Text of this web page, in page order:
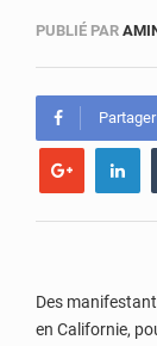
PUBLIÉ PAR
Des
en Californie,